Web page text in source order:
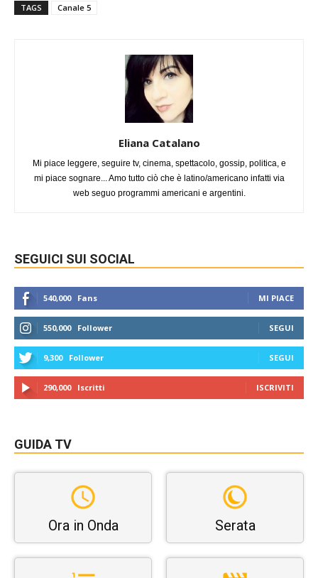
TAGS Canale 5
Eliana Catalano
Mi piace leggere, seguire tv, cinema, spettacolo, gossip, politica, e
mi piace sognare... Amo tutto ciò che è latino/americano infatti via
web seguo programmi americani e argentini.
SEGUICI SUI SOCIAL
540,000 Fans MI PIACE
550,000 Follower SEGUI
9,300 Follower SEGUI
290,000 Iscritti ISCRIVITI
GUIDA TV
Ora in Onda Serata